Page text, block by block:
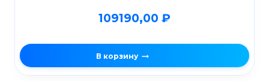
109190,00 ₽
В корзину